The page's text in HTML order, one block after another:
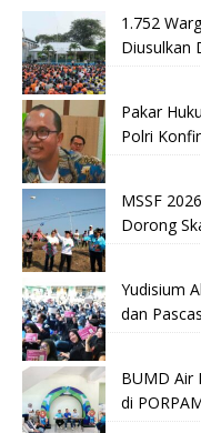
1.752
Diusulkan
Pakar
Polri
MSSF
Dorong
Yudisium
dan
BUMD Air
di